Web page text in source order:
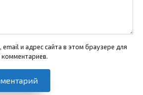
и адрес сайта в этом браузере для